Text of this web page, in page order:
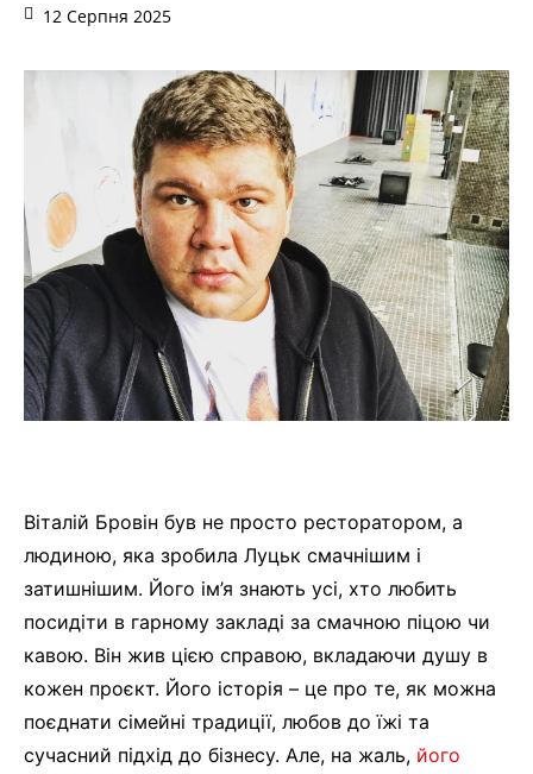
12 Серпня 2025
Віталій Бровін був не просто ресторатором, а
людиною, яка зробила Луцьк смачнішим і
затишнішим. Його ім’я знають усі, хто любить
посидіти в гарному закладі за смачною піцою чи
кавою. Він жив цією справою, вкладаючи душу в
кожен проєкт. Його історія – це про те, як можна
поєднати сімейні традиції, любов до їжі та
сучасний підхід до бізнесу. Але, на жаль, його